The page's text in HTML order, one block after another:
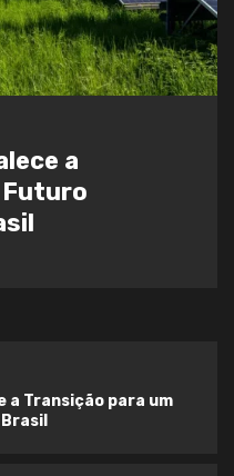
a Transição para um
o Seu